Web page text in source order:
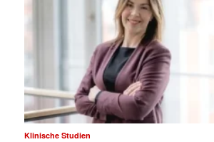
Klinische Studien